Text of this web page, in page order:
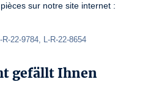
sur notre site internet :
22-9784, L-R-22-8654
gefällt Ihnen